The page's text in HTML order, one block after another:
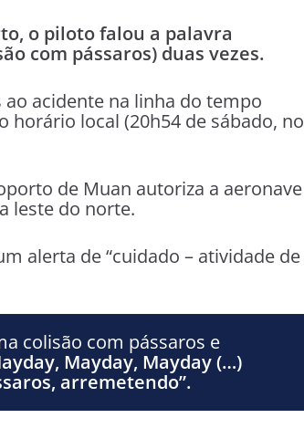
o piloto falou a palavra
com pássaros) duas vezes.
acidente na linha do tempo
horário local (20h54 de sábado, no
de Muan autoriza a aeronave
leste do norte.
alerta de “cuidado – atividade de
colisão com pássaros e
Mayday, Mayday (…)
arremetendo”.